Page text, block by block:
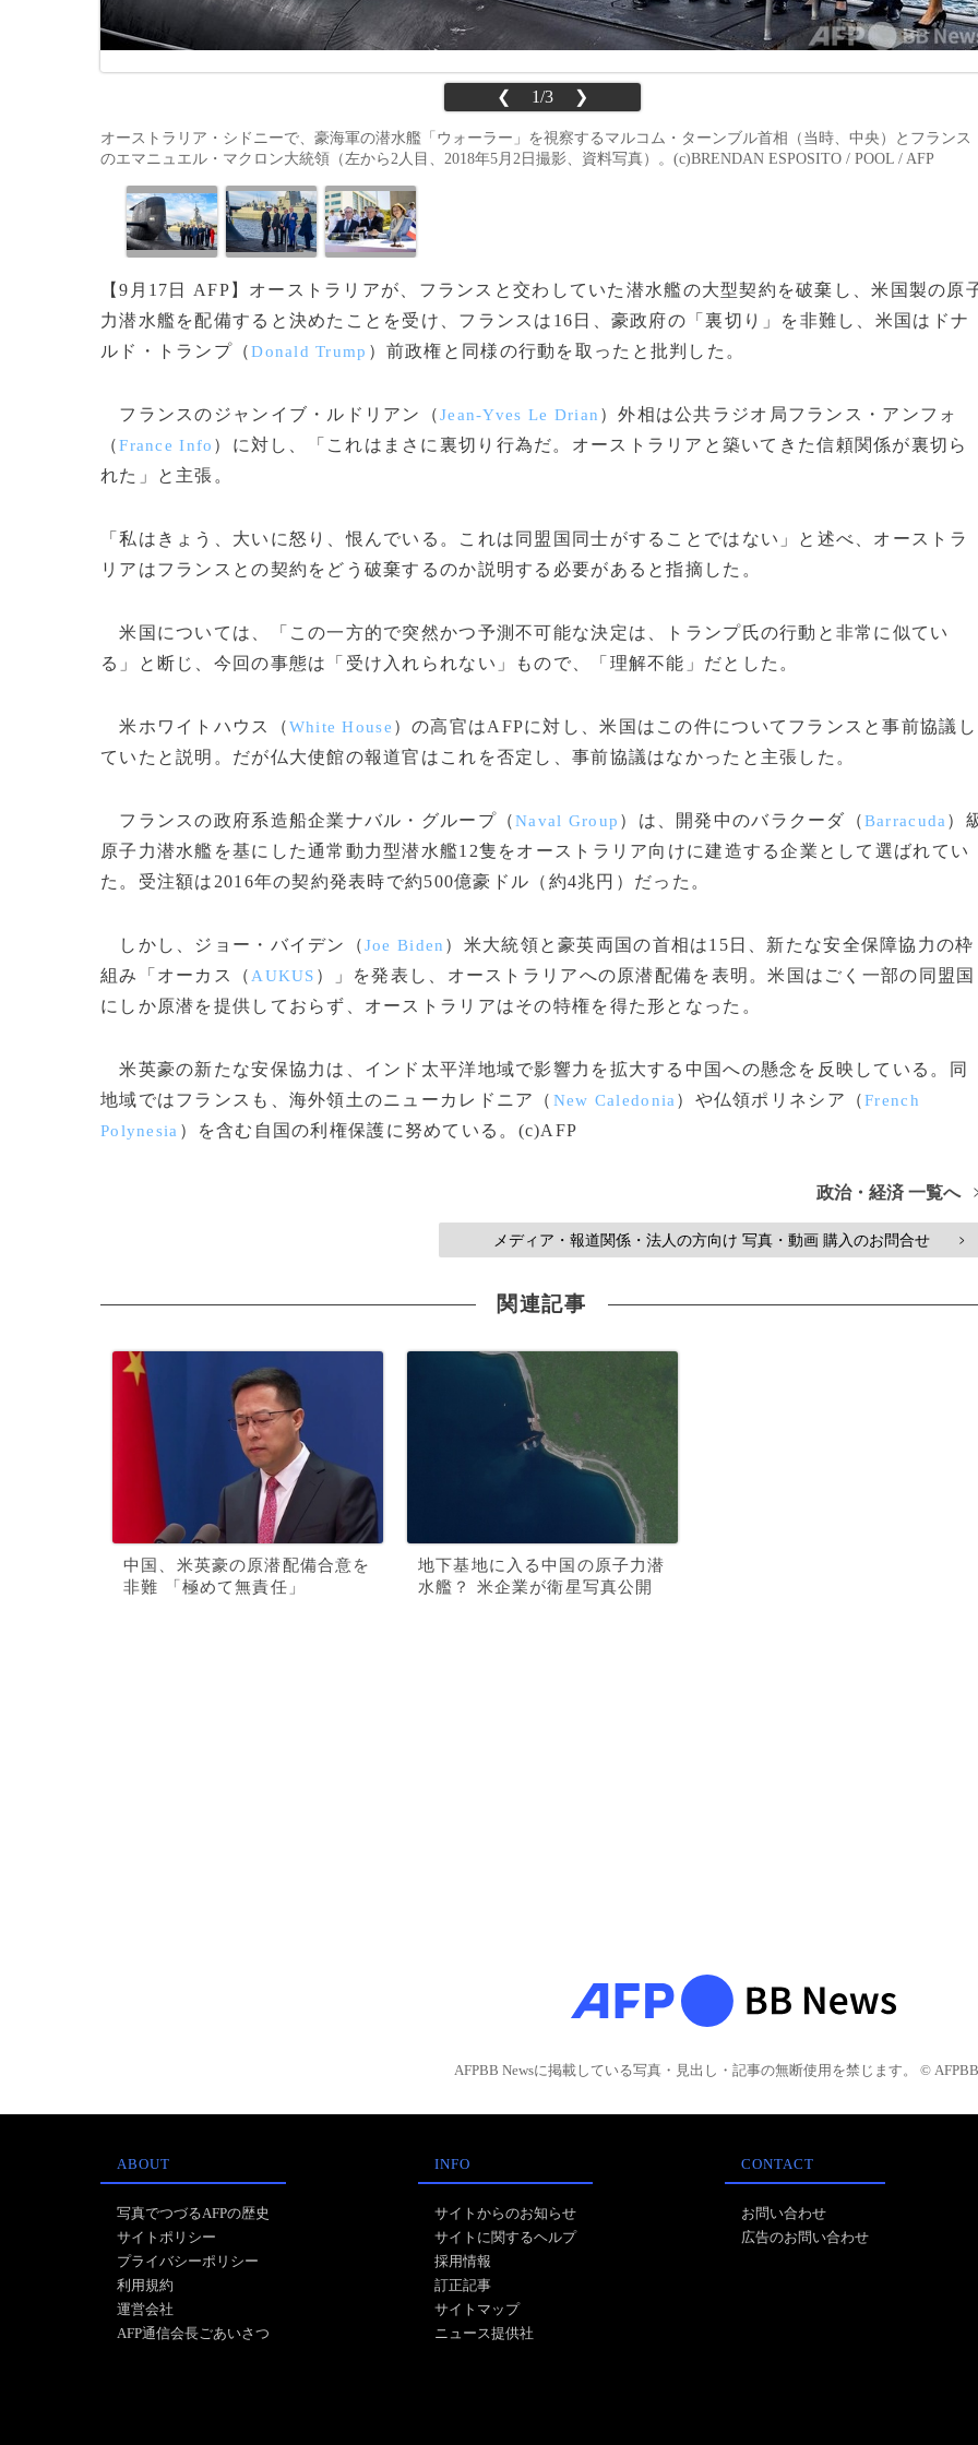
❮ 1/3 ❯
オーストラリア・シドニーで、豪海軍の潜水艦「ウォーラー」を視察するマルコム・ターンブル首相（当時、中央）とフランス
のエマニュエル・マクロン大統領（左から2人目、2018年5月2日撮影、資料写真）。(c)BRENDAN ESPOSITO / POOL / AFP
【9月17日 AFP】オーストラリアが、フランスと交わしていた潜水艦の大型契約を破棄し、米国製の原
力潜水艦を配備すると決めたことを受け、フランスは16日、豪政府の「裏切り」を非難し、米国はドナ
ルド・トランプ（Donald Trump ）前政権と同様の行動を取ったと批判した。
フランスのジャンイブ・ルドリアン（Jean-Yves Le Drian ）外相は公共ラジオ局フランス・アンフォ
（France Info ）に対し、「これはまさに裏切り行為だ。オーストラリアと築いてきた信頼関係が裏切ら
れた」と主張。
「私はきょう、大いに怒り、恨んでいる。これは同盟国同士がすることではない」と述べ、オーストラ
リアはフランスとの契約をどう破棄するのか説明する必要があると指摘した。
米国については、「この一方的で突然かつ予測不可能な決定は、トランプ氏の行動と非常に似てい
る」と断じ、今回の事態は「受け入れられない」もので、「理解不能」だとした。
米ホワイトハウス（White House ）の高官はAFPに対し、米国はこの件についてフランスと事前協議し
ていたと説明。だが仏大使館の報道官はこれを否定し、事前協議はなかったと主張した。
フランスの政府系造船企業ナバル・グループ（Naval Group ）は、開発中のバラクーダ（Barracuda ）
原子力潜水艦を基にした通常動力型潜水艦12隻をオーストラリア向けに建造する企業として選ばれてい
た。受注額は2016年の契約発表時で約500億豪ドル（約4兆円）だった。
しかし、ジョー・バイデン（Joe Biden ）米大統領と豪英両国の首相は15日、新たな安全保障協力の枠
組み「オーカス（ AUKUS ）」を発表し、オーストラリアへの原潜配備を表明。米国はごく一部の同盟国
にしか原潜を提供しておらず、オーストラリアはその特権を得た形となった。
米英豪の新たな安保協力は、インド太平洋地域で影響力を拡大する中国への懸念を反映している。同
地域ではフランスも、海外領土のニューカレドニア（ New Caledonia ）や仏領ポリネシア（French
Polynesia ）を含む自国の利権保護に努めている。(c)AFP
政治・経済 一覧へ
メディア・報道関係・法人の方向け 写真・動画 購入のお問合せ >
関連記事
中国、米英豪の原潜配備合意を
非難 「極めて無責任」
地下基地に入る中国の原子力潜
水艦？ 米企業が衛星写真公開
AFPBB Newsに掲載している写真・見出し・記事の無断使用を禁じます。 © AFPBB
ABOUT
写真でつづるAFPの歴史
サイトポリシー
プライバシーポリシー
利用規約
運営会社
AFP通信会長ごあいさつ
INFO
サイトからのお知らせ
サイトに関するヘルプ
採用情報
訂正記事
サイトマップ
ニュース提供社
CONTACT
お問い合わせ
広告のお問い合わせ